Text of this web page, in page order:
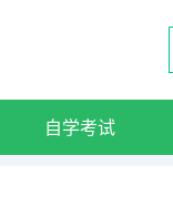
自学考试